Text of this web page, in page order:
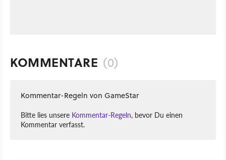
KOMMENTARE (0)
Kommentar-Regeln von GameStar
Bitte lies unsere Kommentar-Regeln, bevor Du einen
Kommentar verfasst.